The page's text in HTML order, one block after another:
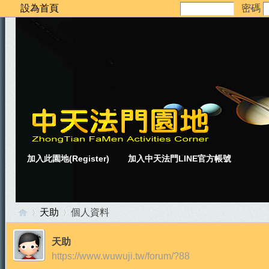
設為首頁 密碼
加入此園地(Register) 加入中天法門LINE官方帳號
中›
天助 個人資料
天助
https://www.wuwuji.tw/forum/?88